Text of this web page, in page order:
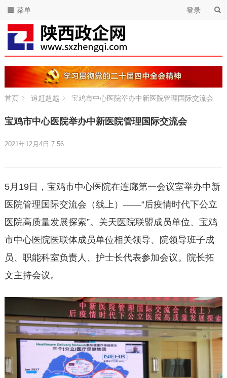
登录
菜单
首页 追赶超越 宝鸡市中心医院举办中新医院管理国际交流会
宝鸡市中心医院举办中新医院管理国际交流会
2021年12月4日 7:56
5月19日，宝鸡市中心医院在连廊第一会议室举办中新
医院管理国际交流会（线上）——“后疫情时代下公立
医院高质量发展探索”。关天医院联盟成员单位、宝鸡
市中心医院医联体成员单位相关领导、院领导班子成
员、职能科室负责人、护士长代表参加会议。院长拓
文主持会议。